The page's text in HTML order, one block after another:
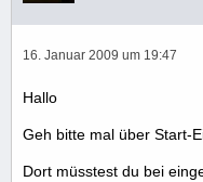
16. Januar 2009 um 19:47
Hallo
Geh bitte mal über Start-
Dort müsstest du bei